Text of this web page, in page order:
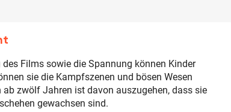
Films sowie die Spannung können Kinder
sie die Kampfszenen und bösen Wesen
ab zwölf Jahren ist davon auszugehen, dass sie
gewachsen sind.